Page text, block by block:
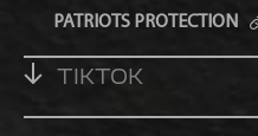
PATRIOTS PROTECTION
TIKTOK